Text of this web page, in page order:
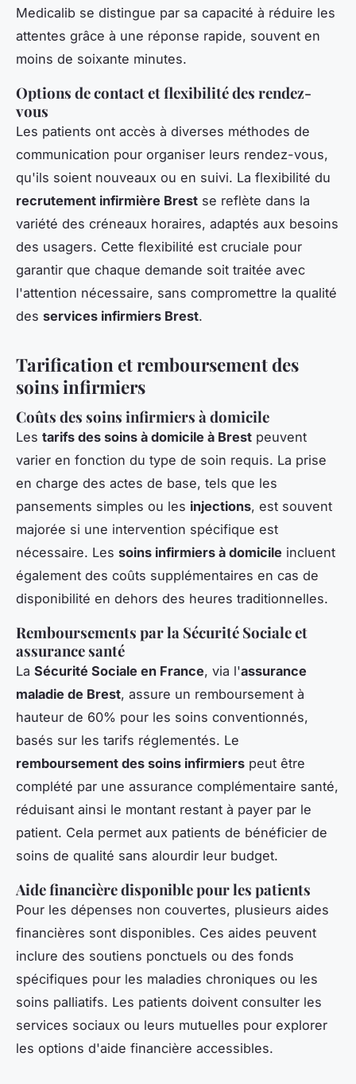
Medicalib se distingue par sa capacité à réduire les
attentes grâce à une réponse rapide, souvent en
moins de soixante minutes.
Options de contact et flexibilité des rendez-
vous
Les patients ont accès à diverses méthodes de
communication pour organiser leurs rendez-vous,
qu'ils soient nouveaux ou en suivi. La flexibilité du
recrutement infirmière Brest se reflète dans la
variété des créneaux horaires, adaptés aux besoins
des usagers. Cette flexibilité est cruciale pour
garantir que chaque demande soit traitée avec
l'attention nécessaire, sans compromettre la qualité
des services infirmiers Brest.
Tarification et remboursement des
soins infirmiers
Coûts des soins infirmiers à domicile
Les tarifs des soins à domicile à Brest peuvent
varier en fonction du type de soin requis. La prise
en charge des actes de base, tels que les
pansements simples ou les injections, est souvent
majorée si une intervention spécifique est
nécessaire. Les soins infirmiers à domicile incluent
également des coûts supplémentaires en cas de
disponibilité en dehors des heures traditionnelles.
Remboursements par la Sécurité Sociale et
assurance santé
La Sécurité Sociale en France, via l'assurance
maladie de Brest, assure un remboursement à
hauteur de 60% pour les soins conventionnés,
basés sur les tarifs réglementés. Le
remboursement des soins infirmiers peut être
complété par une assurance complémentaire santé,
réduisant ainsi le montant restant à payer par le
patient. Cela permet aux patients de bénéficier de
soins de qualité sans alourdir leur budget.
Aide financière disponible pour les patients
Pour les dépenses non couvertes, plusieurs aides
financières sont disponibles. Ces aides peuvent
inclure des soutiens ponctuels ou des fonds
spécifiques pour les maladies chroniques ou les
soins palliatifs. Les patients doivent consulter les
services sociaux ou leurs mutuelles pour explorer
les options d'aide financière accessibles.